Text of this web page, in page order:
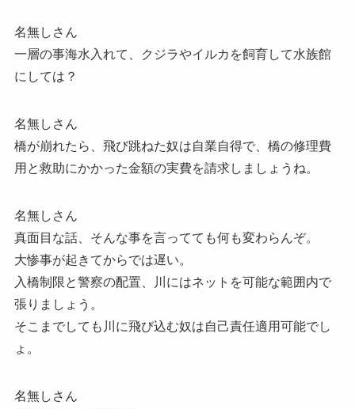
名無しさん
一層の事海水入れて、クジラやイルカを飼育して水族館
にしては？
名無しさん
橋が崩れたら、飛び跳ねた奴は自業自得で、橋の修理費
用と救助にかかった金額の実費を請求しましょうね。
名無しさん
真面目な話、そんな事を言ってても何も変わらんぞ。
大惨事が起きてからでは遅い。
入橋制限と警察の配置、川にはネットを可能な範囲内で
張りましょう。
そこまでしても川に飛び込む奴は自己責任適用可能でし
ょ。
名無しさん